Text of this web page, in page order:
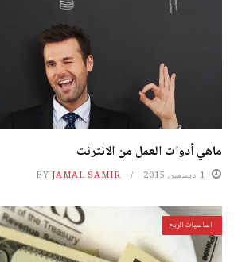
ماهي أدوات العمل من الانترنت
1 ديسمبر، 2015 BY JAMAL SAMIR
اساسيات الربح